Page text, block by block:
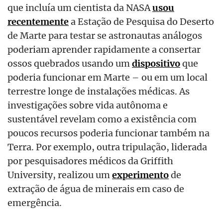
que incluía um cientista da NASAusou
recentementea Estação de Pesquisa do Deserto
de Marte para testar se astronautas análogos
poderiam aprender rapidamente a consertar
ossos quebrados usando um dispositivoque
poderia funcionar em Marte – ou em um local
terrestre longe de instalações médicas. As
investigações sobre vida autônoma e
sustentável revelam como a existência com
poucos recursos poderia funcionar também na
Terra. Por exemplo, outra tripulação, liderada
por pesquisadores médicos da Griffith
University, realizou um experimentode
extração de água de minerais em caso de
emergência.